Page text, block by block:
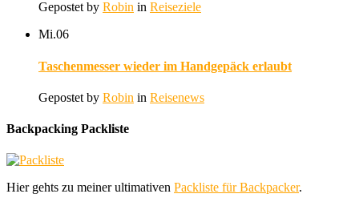
Gepostet by Robin in Reiseziele
Mi.06
Taschenmesser wieder im Handgepäck erlaubt
Gepostet by Robin in Reisenews
Backpacking Packliste
Hier gehts zu meiner ultimativen Packliste für Backpacker.